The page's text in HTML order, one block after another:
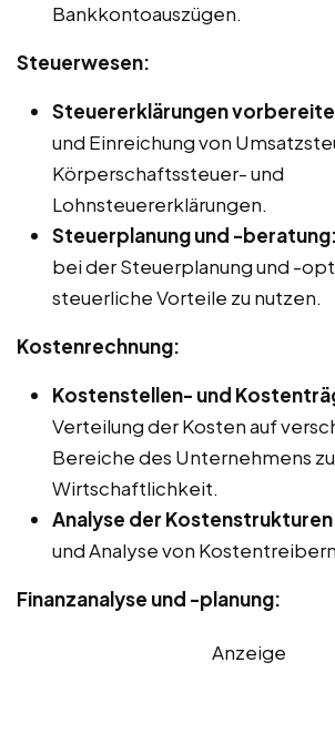
Bankkontoauszügen.
Steuerwesen:
Steuererklärungen
und Einreichung von
Körperschaftssteuer- und
Lohnsteuererklärungen.
Steuerplanung und -beratung:
bei der Steuerplanung und -
steuerliche Vorteile zu nutzen.
Kostenrechnung:
Kostenstellen- und
Verteilung der Kosten auf
Bereiche des Unternehmens
Wirtschaftlichkeit.
Analyse der
und Analyse von
Finanzanalyse und -planung:
Anzeige